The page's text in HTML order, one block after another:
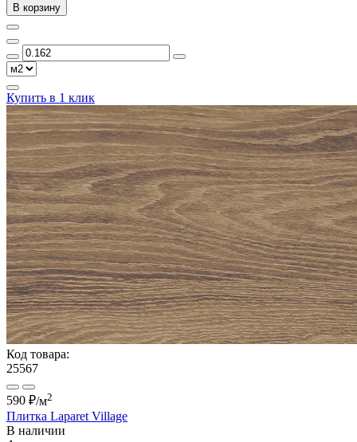
В корзину
Купить в 1 клик
Код товара:
25567
590 ₽/м2
Плитка Laparet Village
В наличии